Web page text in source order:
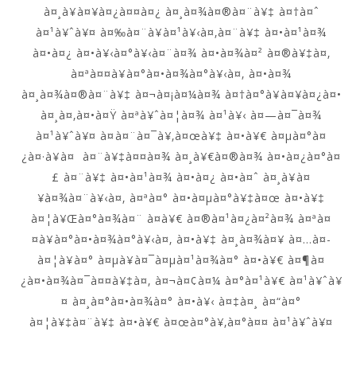
à¤¸à¥à¤¥à¤¿à¤¤à¤¿ à¤¸à¤¾à¤®à¤¨à¥‡ à¤†à¤ˆ
à¤¹à¥ˆà¥¤ à¤‰à¤¨à¥à¤¹à¥‹à¤‚à¤¨à¥‡ à¤•à¤¹à¤¾
à¤•à¤¿ à¤•à¥‹à¤°à¥‹à¤¨à¤¾ à¤•à¤¾à¤² à¤®à¥‡à¤‚
à¤ªà¤¤à¥à¤°à¤•à¤¾à¤°à¥‹à¤‚ à¤•à¤¾
à¤¸à¤¾à¤®à¤¨à¥‡ à¤¬à¤¡à¤¼à¤¾ à¤†à¤°à¥à¤¥à¤¿à¤•
à¤¸à¤‚à¤•à¤Ÿ à¤ªà¥ˆà¤¦à¤¾ à¤¹à¥‹ à¤—à¤¯à¤¾
à¤¹à¥ˆà¥¤ à¤à¤¨à¤¯à¥‚à¤œà¥‡ à¤•à¥€ à¤µà¤°à¤
¿à¤·à¥à¤ à¤¨à¥‡à¤¤à¤¾ à¤¸à¥€à¤®à¤¾ à¤•à¤¿à¤°à¤
£ à¤¨à¥‡ à¤•à¤¹à¤¾ à¤•à¤¿ à¤•à¤ˆ à¤¸à¥à¤
¥à¤¾à¤¨à¥‹à¤‚ à¤ªà¤° à¤•à¤µà¤°à¥‡à¤œ à¤•à¥‡
à¤¦à¥Œà¤°à¤¾à¤¨ à¤­à¥€ à¤®à¤¹à¤¿à¤²à¤¾ à¤ªà¤
¤à¥à¤°à¤•à¤¾à¤°à¥‹à¤‚ à¤•à¥‡ à¤¸à¤¾à¤¥ à¤…à¤­
à¤¦à¥à¤° à¤µà¥à¤¯à¤µà¤¹à¤¾à¤° à¤•à¥€ à¤¶à¤
¿à¤•à¤¾à¤¯à¤¤à¥‡à¤‚ à¤¬à¤¢à¤¼ à¤°à¤¹à¥€ à¤¹à¥ˆà¥
¤ à¤¸à¤°à¤•à¤¾à¤° à¤•à¥‹ à¤‡à¤¸ à¤“à¤°
à¤¦à¥‡à¤¨à¥‡ à¤•à¥€ à¤œà¤°à¥‚à¤°à¤¤ à¤¹à¥ˆà¥¤